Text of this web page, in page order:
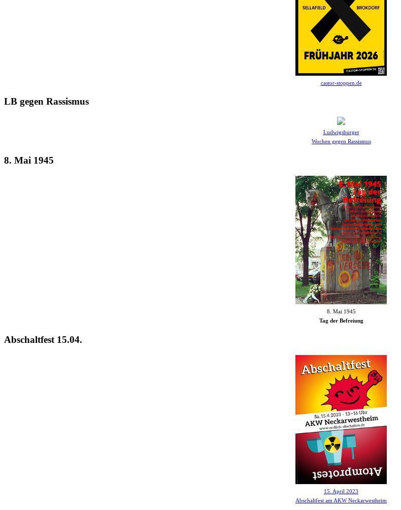
castor-stoppen.de
LB gegen Rassismus
Ludwigsburger
Wochen gegen Rassismus
8. Mai 1945
8. Mai 1945
Tag der Befreiung
Abschaltfest 15.04.
15. April 2023
Abschaltfest am AKW Neckarwestheim